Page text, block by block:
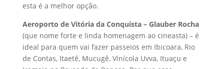
esta é a melhor opção.
Aeroporto de Vitória da Conquista – Glauber Rocha
(que nome forte e linda homenagem ao cineasta) – é
ideal para quem vai fazer passeios em Ibicoara, Rio
de Contas, Itaetê, Mucugê, Vinícola Uvva, Ituaçu e